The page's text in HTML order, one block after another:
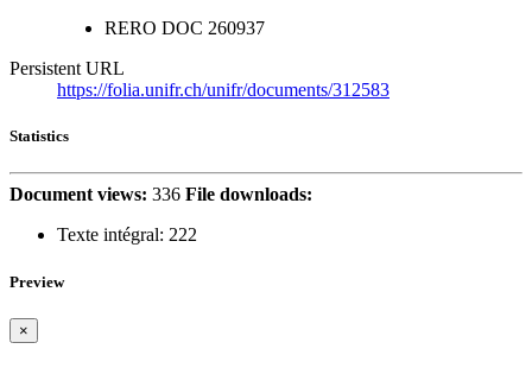
RERO DOC 260937
Persistent URL
https://folia.unifr.ch/unifr/documents/312583
Statistics
Document views: 336 File downloads:
Texte intégral: 222
Preview
×